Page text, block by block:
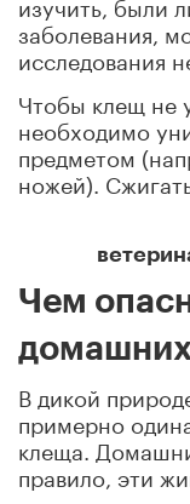
заболевания,
исследования
Чтобы клещ не
необходимо
предметом
ножей).
Чем
В дикой
примерно
клеща.
правило, эти